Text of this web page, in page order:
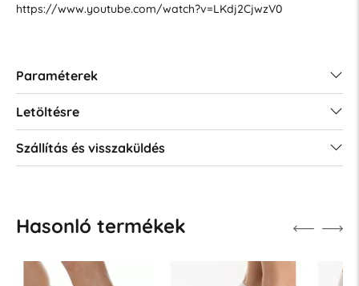
https://www.youtube.com/watch?v=LKdj2CjwzV0
Paraméterek
Letöltésre
Szállítás és visszaküldés
Hasonló termékek